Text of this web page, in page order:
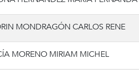
MONDRAGÓN CARLOS RENE
MORENO MIRIAM MICHEL